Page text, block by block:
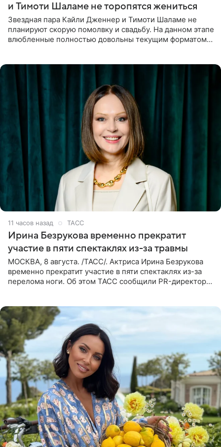
и Тимоти Шаламе не торопятся жениться
Звездная пара Кайли Дженнер и Тимоти Шаламе не
планируют скорую помолвку и свадьбу. На данном этапе
влюбленные полностью довольны текущим форматом
11 часов назад ТАСС
Ирина Безрукова временно прекратит
участие в пяти спектаклях из-за травмы
МОСКВА, 8 августа. /ТАСС/. Актриса Ирина Безрукова
временно прекратит участие в пяти спектаклях из-за
перелома ноги. Об этом ТАСС сообщили PR-директор